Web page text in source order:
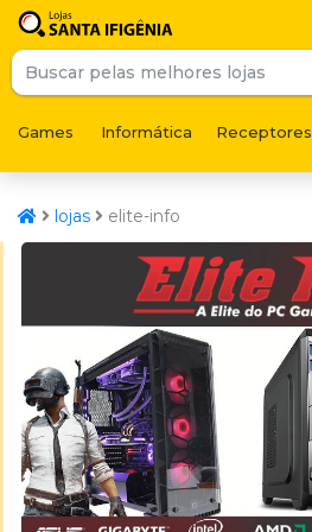
Games Informática Receptores
lojas elite-info